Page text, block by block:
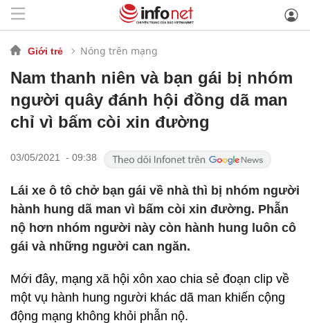
Giới trẻ Nóng trên mạng
Nam thanh niên và bạn gái bị nhóm
người quây đánh hội đồng dã man
chỉ vì bấm còi xin đường
03/05/2021 - 09:38
Lái xe ô tô chở bạn gái về nhà thì bị nhóm người
hành hung dã man vì bấm còi xin đường. Phẫn
nộ hơn nhóm người này còn hành hung luôn cô
gái và những người can ngăn.
Mới đây, mạng xã hội xôn xao chia sẻ đoạn clip về
một vụ hành hung người khác dã man khiến cộng
động mạng không khỏi phẫn nộ.